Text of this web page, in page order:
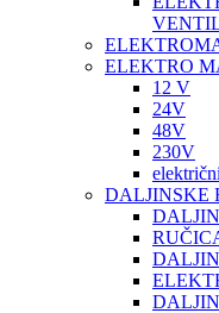
ELEKTRO
12 V
24V
48V
230V
DALJINSKE